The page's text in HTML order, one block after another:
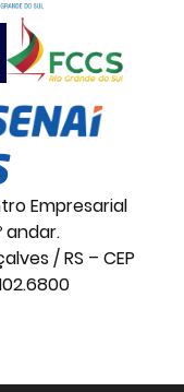
Empresarial
andar.
/ RS – CEP